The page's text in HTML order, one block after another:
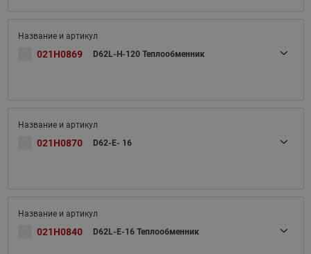
021H0869 D62L-H-120 Теплообменник
021H0870 D62-E- 16
021H0840 D62L-E-16 Теплообменник